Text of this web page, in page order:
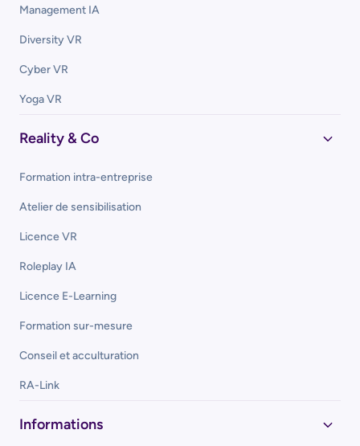
Management IA
Diversity VR
Cyber VR
Yoga VR
Reality & Co
Formation intra-entreprise
Atelier de sensibilisation
Licence VR
Roleplay IA
Licence E-Learning
Formation sur-mesure
Conseil et acculturation
RA-Link
Informations